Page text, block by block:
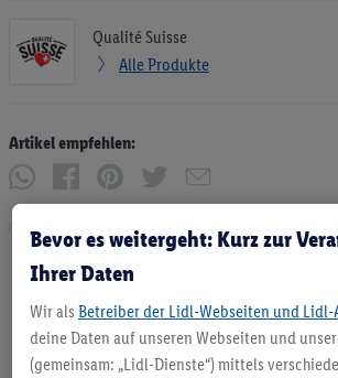
Qualité Suisse
Alle Produkte
Artikel empfehlen:
Drucken
Bevor es weitergeht: Kurz zur
Ihrer Daten
Wir als Betreiber der Lidl-Webseiten und Lidl-
deine Daten auf unseren Webseiten und
(gemeinsam: „Lidl-Dienste“) mittels